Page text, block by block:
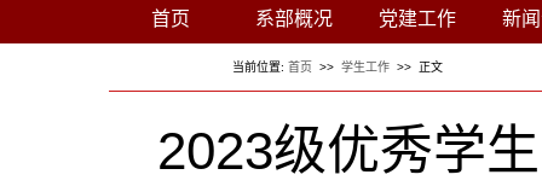
首页 系部概况 党建工作 新
当前位置: 首页 >> 学生工作 >> 正文
2023级优秀学生